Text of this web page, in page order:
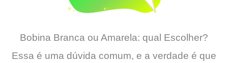
Bobina Branca ou Amarela: qual Escolher?
Essa é uma dúvida comum, e a verdade é que